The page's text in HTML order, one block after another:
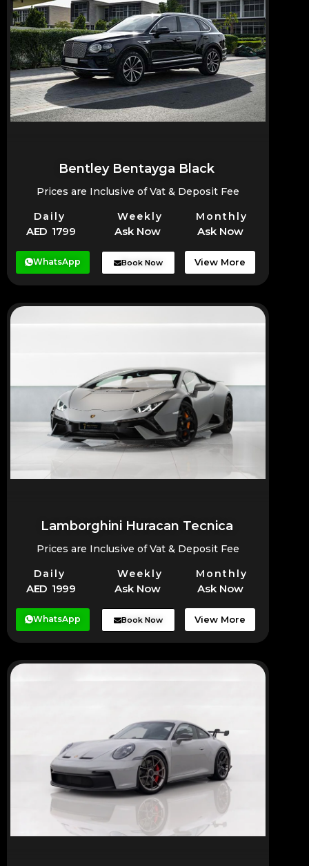
Bentley Bentayga Black
Prices are Inclusive of Vat & Deposit Fee
Daily Weekly Monthly
AED 1799 Ask Now Ask Now
WhatsApp Book Now View More
Lamborghini Huracan Tecnica
Prices are Inclusive of Vat & Deposit Fee
Daily Weekly Monthly
AED 1999 Ask Now Ask Now
WhatsApp Book Now View More